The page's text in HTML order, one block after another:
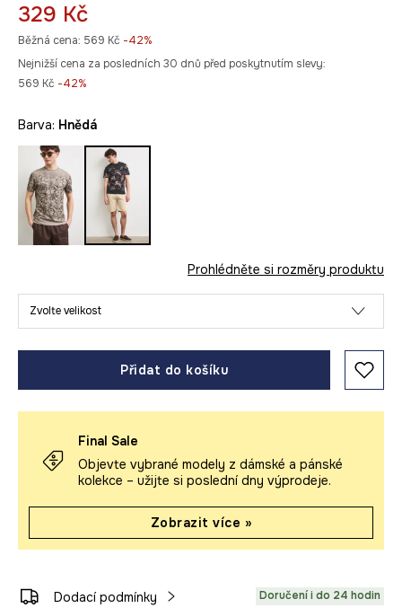
329 Kč
Běžná cena: 569 Kč -42%
Nejnižší cena za posledních 30 dnů před poskytnutím slevy:
569 Kč -42%
Barva: hnědá
Prohlédněte si rozměry produktu
Zvolte velikost
Přidat do košíku
Final Sale
Objevte vybrané modely z dámské a pánské
kolekce – užijte si poslední dny výprodeje.
Zobrazit více »
Dodací podmínky Doručení i do 24 hodin